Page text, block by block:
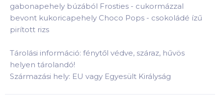
gabonapehely búzából Frosties - cukormázzal
bevont kukoricapehely Choco Pops - csokoládé ízű
pirított rizs
Tárolási információ: fénytől védve, száraz, hűvös
helyen tárolandó!
Származási hely: EU vagy Egyesült Királyság